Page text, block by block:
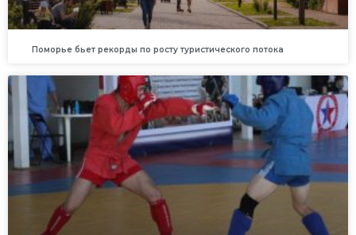
Поморье бьет рекорды по росту туристического потока